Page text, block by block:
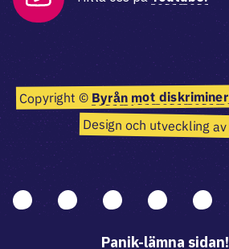
Panik-lämna sidan!
Copyright © Byrån mot
Design och utveckling av